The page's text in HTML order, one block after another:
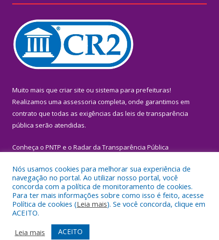
Muito mais que criar site ou sistema para prefeituras!
Realizamos uma assessoria completa, onde garantimos em
contrato que todas as exigências das leis de transparência
pública serão atendidas.
Conheça o PNTP e o Radar da Transparência Pública
Todos os direitos reservados a Prefeitura Municipal de Igarapé-
Miri.
Mapa do Site
Acessar Área Administrativa
Nós usamos cookies para melhorar sua experiência de
navegação no portal. Ao utilizar nosso portal, você
concorda com a política de monitoramento de cookies.
Para ter mais informações sobre como isso é feito, acesse
Política de cookies (Leia mais). Se você concorda, clique em
ACEITO.
Leia mais
ACEITO